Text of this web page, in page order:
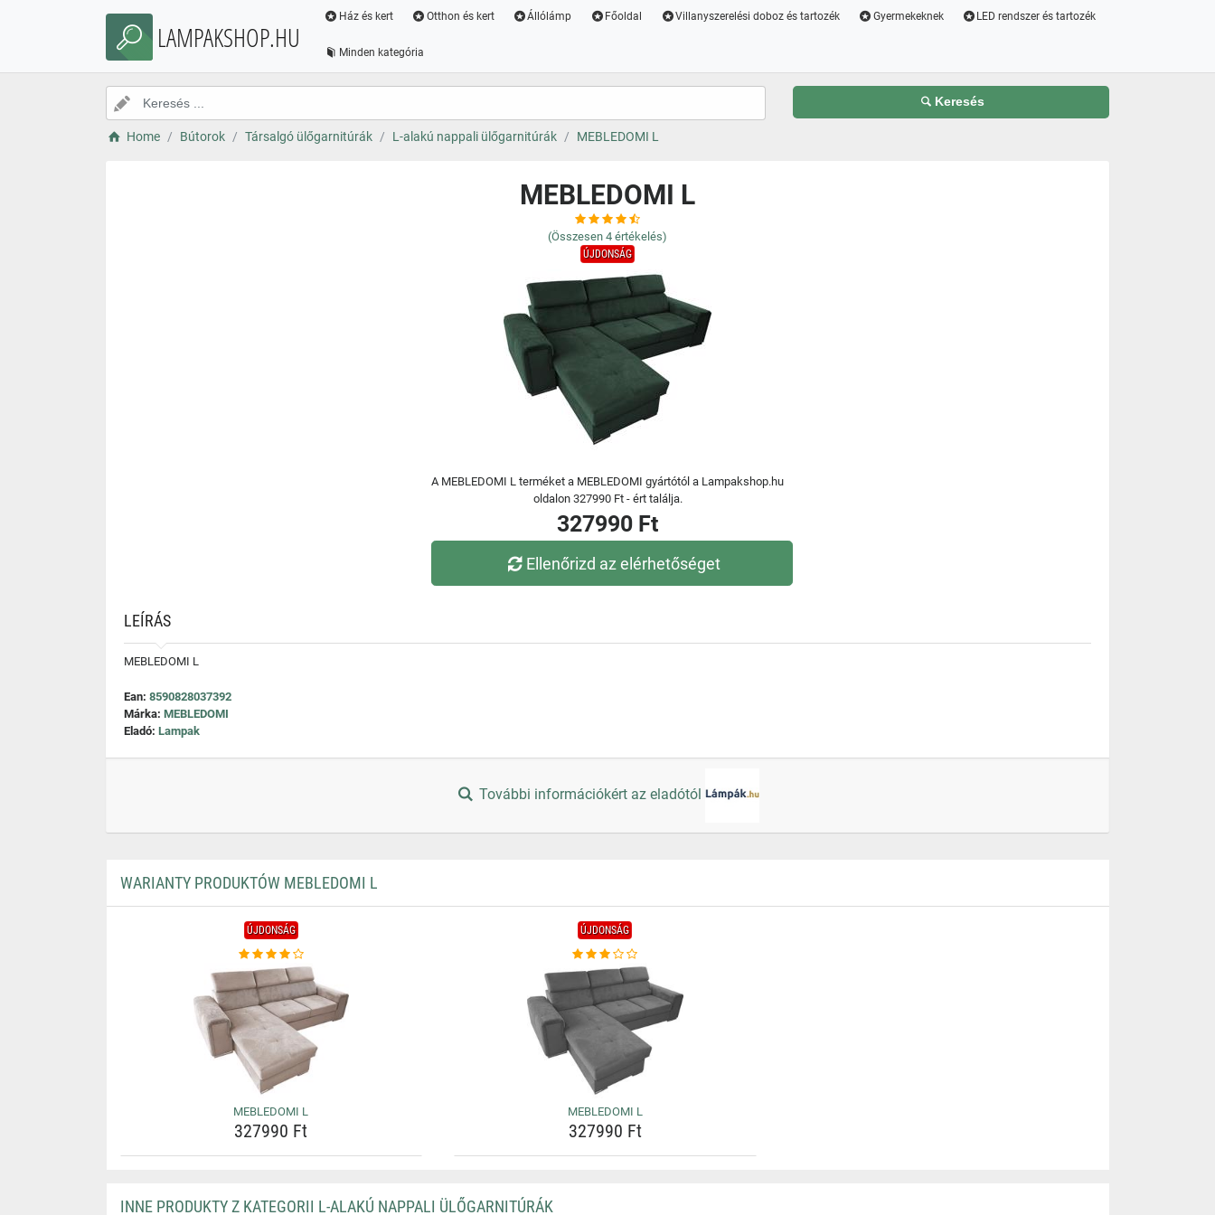
LAMPAKSHOP.HU
Ház és kert Otthon és kert Állólámp Főoldal Villanyszerelési doboz és tartozék Gyermekeknek LED rendszer és tartozék
Minden kategória
Keresés
Home Bútorok Társalgó ülőgarnitúrák L-alakú nappali ülőgarnitúrák MEBLEDOMI L
MEBLEDOMI L
(Összesen 4 értékelés)
ÚJDONSÁG
A MEBLEDOMI L terméket a MEBLEDOMI gyártótól a Lampakshop.hu
oldalon 327990 Ft - ért találja.
327990 Ft
Ellenőrizd az elérhetőséget
LEÍRÁS
MEBLEDOMI L
Ean: 8590828037392
Márka: MEBLEDOMI
Eladó: Lampak
További információkért az eladótól
WARIANTY PRODUKTÓW MEBLEDOMI L
ÚJDONSÁG
MEBLEDOMI L
327990 Ft
ÚJDONSÁG
MEBLEDOMI L
327990 Ft
INNE PRODUKTY Z KATEGORII L-ALAKÚ NAPPALI ÜLŐGARNITÚRÁK